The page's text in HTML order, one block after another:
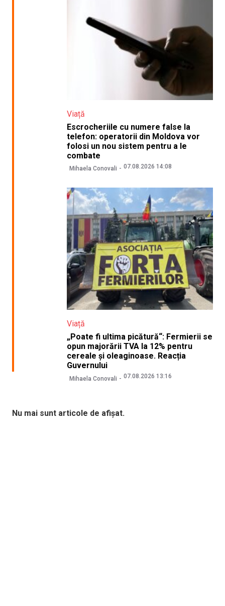
Viață
Escrocheriile cu numere false la
telefon: operatorii din Moldova vor
folosi un nou sistem pentru a le
combate
Mihaela Conovali 07.08.2026 14:08
Viață
„Poate fi ultima picătură“: Fermierii se
opun majorării TVA la 12% pentru
cereale și oleaginoase. Reacția
Guvernului
Mihaela Conovali 07.08.2026 13:16
Nu mai sunt articole de afișat.